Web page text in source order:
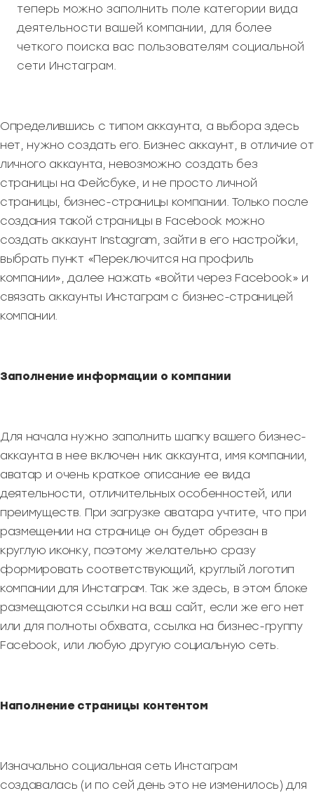
теперь можно заполнить поле категории вида
деятельности вашей компании, для более
четкого поиска вас пользователям социальной
сети Инстаграм.
Определившись с типом аккаунта, а выбора здесь
нет, нужно создать его. Бизнес аккаунт, в отличие от
личного аккаунта, невозможно создать без
страницы на Фейсбуке, и не просто личной
страницы, бизнес-страницы компании. Только после
создания такой страницы в Facebook можно
создать аккаунт Instagram, зайти в его настройки,
выбрать пункт «Переключится на профиль
компании», далее нажать «войти через Facebook» и
связать аккаунты Инстаграм с бизнес-страницей
компании.
Заполнение информации о компании
Для начала нужно заполнить шапку вашего бизнес-
аккаунта в нее включен ник аккаунта, имя компании,
аватар и очень краткое описание ее вида
деятельности, отличительных особенностей, или
преимуществ. При загрузке аватара учтите, что при
размещении на странице он будет обрезан в
круглую иконку, поэтому желательно сразу
формировать соответствующий, круглый логотип
компании для Инстаграм. Так же здесь, в этом блоке
размещаются ссылки на ваш сайт, если же его нет
или для полноты обхвата, ссылка на бизнес-группу
Facebook, или любую другую социальную сеть.
Наполнение страницы контентом
Изначально социальная сеть Инстаграм
создавалась (и по сей день это не изменилось) для